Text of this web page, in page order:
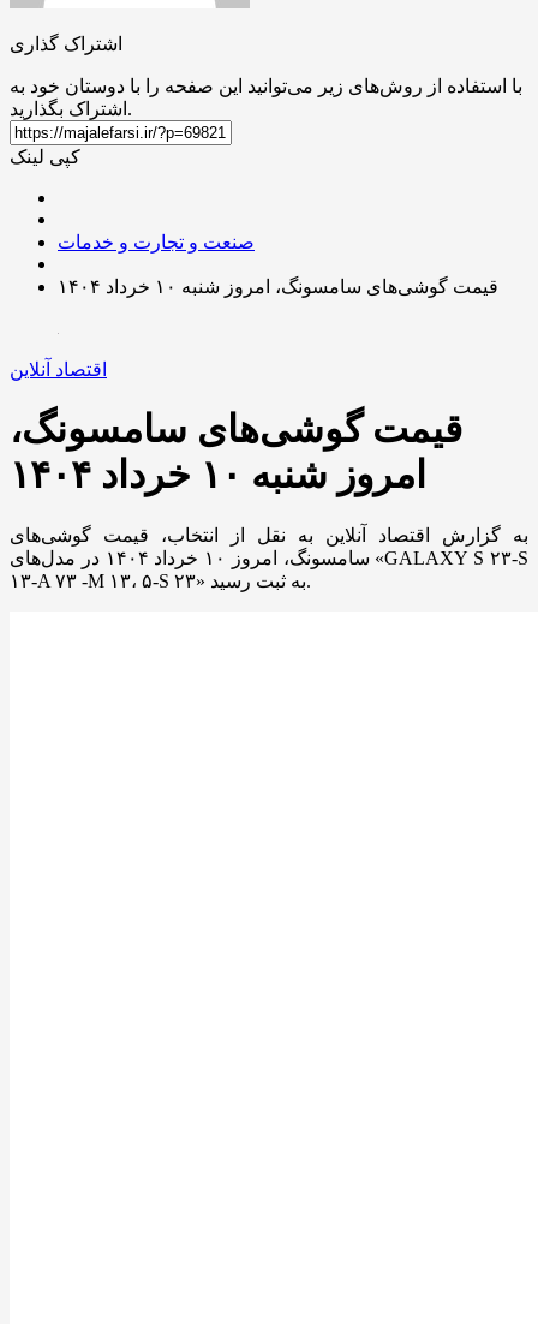
اشتراک گذاری
با استفاده از روش‌های زیر می‌توانید این صفحه را با دوستان خود به
اشتراک بگذارید.
کپی لینک
صنعت و تجارت و خدمات
قیمت گوشی‌های سامسونگ، امروز شنبه ۱۰ خرداد ۱۴۰۴
اقتصاد آنلاین
قیمت گوشی‌های سامسونگ،
امروز شنبه ۱۰ خرداد ۱۴۰۴
به گزارش اقتصاد آنلاین به نقل از انتخاب، قیمت گوشی‌های
سامسونگ، امروز ۱۰ خرداد ۱۴۰۴ در مدل‌های «GALAXY S ۲۳-S
۱۳-A ۷۳ -M ۱۳، ۵-S ۲۳» به ثبت رسید.